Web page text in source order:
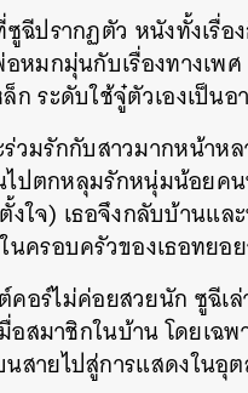
ฉีปรากฏตัว หนังทั้งเรื่อ
หมกมุ่นกับเรื่องทางเพ
ก ระดับใช้จู๋ตัวเองเป็น
วมรักกับสาวมากหน้าห
ปตกหลุมรักหนุ่มน้อยคน
งใจ) เธอจึงกลับบ้านแ
ครอบครัวของเธอทยอ
อร์ไม่ค่อยสวยนัก ซูฉีเ
อสมาชิกในบ้าน โดยเ
สายไปสู่การแสดงในอุ